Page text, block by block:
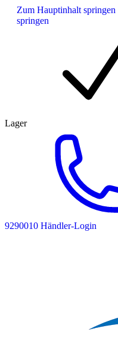
Zum Hauptinhalt springen
springen
Lager
9290010 Händler-Login